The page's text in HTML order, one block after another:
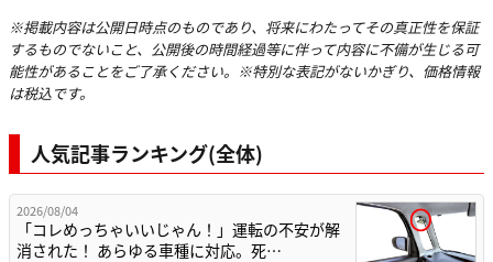
※掲載内容は公開日時点のものであり、将来にわたってその真正性を保証
するものでないこと、公開後の時間経過等に伴って内容に不備が生じる可
能性があることをご了承ください。※特別な表記がないかぎり、価格情報
は税込です。
人気記事ランキング(全体)
2026/08/04
「コレめっちゃいいじゃん！」運転の不安が解
消された！ あらゆる車種に対応。死…